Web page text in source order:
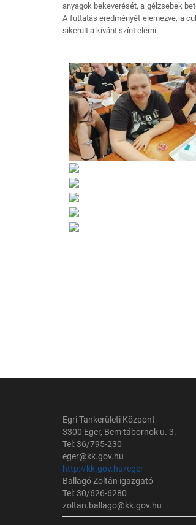
anyagok bekeverését, a gélzsebek
A futtatás eredményét elemezve, a
sikerült a kívánt színt elérni.
Egri Tankerületi Központ
3300 Eger, Bem tábornok u. 3.
Tel: 36/795-230
eger@kk.gov.hu
http://kk.gov.hu/eger
Ballagó Zoltán igazgató
Tel: 30/626-6280
zoltan.ballago@kk.gov.hu